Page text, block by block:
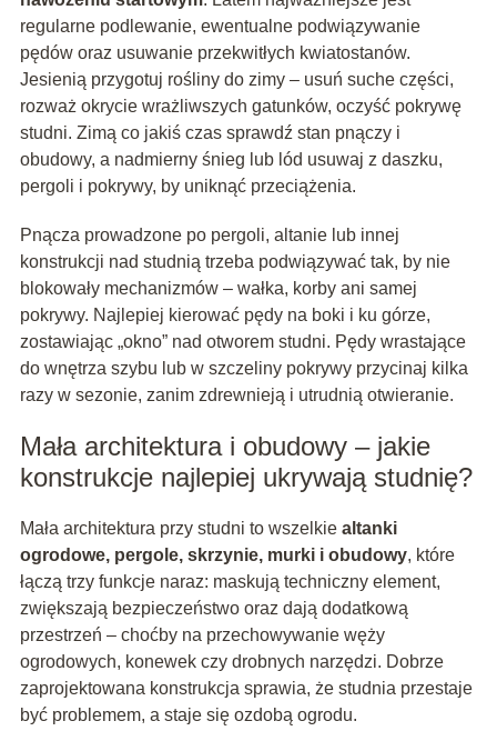
regularne podlewanie, ewentualne podwiązywanie
pędów oraz usuwanie przekwitłych kwiatostanów.
Jesienią przygotuj rośliny do zimy – usuń suche części,
rozważ okrycie wrażliwszych gatunków, oczyść pokrywę
studni. Zimą co jakiś czas sprawdź stan pnączy i
obudowy, a nadmierny śnieg lub lód usuwaj z daszku,
pergoli i pokrywy, by uniknąć przeciążenia.
Pnącza prowadzone po pergoli, altanie lub innej
konstrukcji nad studnią trzeba podwiązywać tak, by nie
blokowały mechanizmów – wałka, korby ani samej
pokrywy. Najlepiej kierować pędy na boki i ku górze,
zostawiając „okno” nad otworem studni. Pędy wrastające
do wnętrza szybu lub w szczeliny pokrywy przycinaj kilka
razy w sezonie, zanim zdrewnieją i utrudnią otwieranie.
Mała architektura i obudowy – jakie
konstrukcje najlepiej ukrywają studnię?
Mała architektura przy studni to wszelkie altanki
ogrodowe, pergole, skrzynie, murki i obudowy, które
łączą trzy funkcje naraz: maskują techniczny element,
zwiększają bezpieczeństwo oraz dają dodatkową
przestrzeń – choćby na przechowywanie węży
ogrodowych, konewek czy drobnych narzędzi. Dobrze
zaprojektowana konstrukcja sprawia, że studnia przestaje
być problemem, a staje się ozdobą ogrodu.